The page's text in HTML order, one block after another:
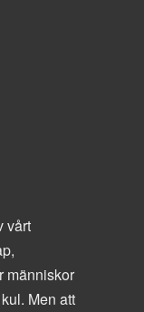
vårt
människor
Men att